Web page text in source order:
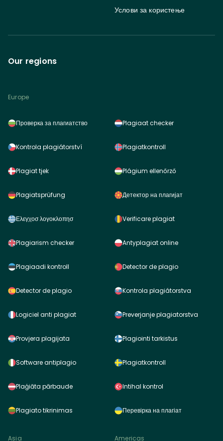
Услови за користење
Our regions
Europe
Проверка за плагиатство
Kontrola plagiátorství
Plagiat tjek
Plagiatsprüfung
Ελεγχοσ λογοκλοπησ
Plagiarism checker
Plagiaadi kontroll
Detector de plagio
Logiciel anti plagiat
Provjera plagijata
Software antiplagio
Plaģiāta pārbaude
Plagiato tikrinimas
Plagiaat checker
Plagiatkontroll
Plágium ellenőrző
Детектор на плагијат
Verificare plagiat
Antyplagiat online
Detector de plagio
Kontrola plagiátorstva
Preverjanje plagiatorstva
Plagiointi tarkistus
Plagiatkontroll
Intihal kontrol
Перевірка на плагіат
Asia Americas